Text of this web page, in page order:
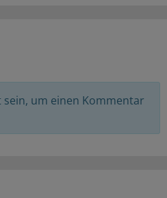
sein, um einen Kommentar